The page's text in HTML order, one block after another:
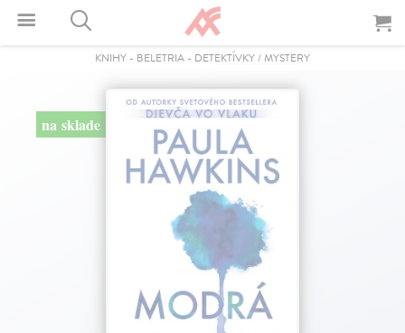
KNIHY - BELETRIA - DETEKTÍVKY / MYSTERY
na sklade